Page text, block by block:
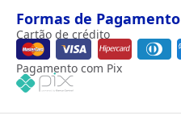
Formas de Pagamento
Cartão de crédito
Pagamento com Pix